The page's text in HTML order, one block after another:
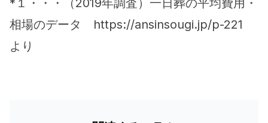
*１・・・（2019年調査）一日葬の平均費用・
相場のデータ　https://ansinsougi.jp/p-221
より